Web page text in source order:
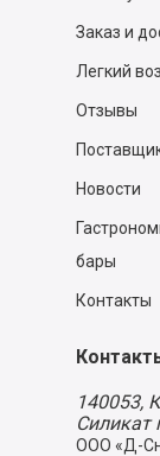
Заказ и
Легкий
Отзывы
Новости
бары
Контакты
140053,
ООО «Д-